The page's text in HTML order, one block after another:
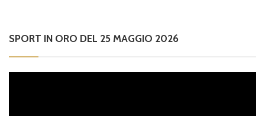
SPORT IN ORO DEL 25 MAGGIO 2026